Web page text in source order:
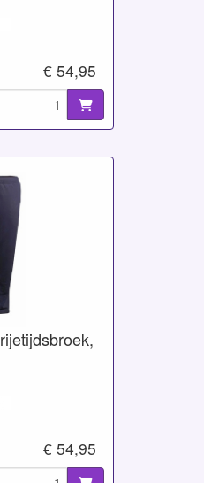
€ 54,95
€ 54,95